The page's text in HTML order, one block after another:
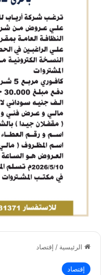
الرئيسية / إقتصاد
إقتصاد